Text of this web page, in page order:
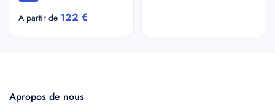
A partir de 122 €
Apropos de nous